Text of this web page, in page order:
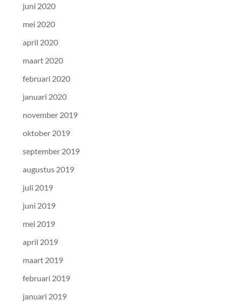
juni 2020
mei 2020
april 2020
maart 2020
februari 2020
januari 2020
november 2019
oktober 2019
september 2019
augustus 2019
juli 2019
juni 2019
mei 2019
april 2019
maart 2019
februari 2019
januari 2019